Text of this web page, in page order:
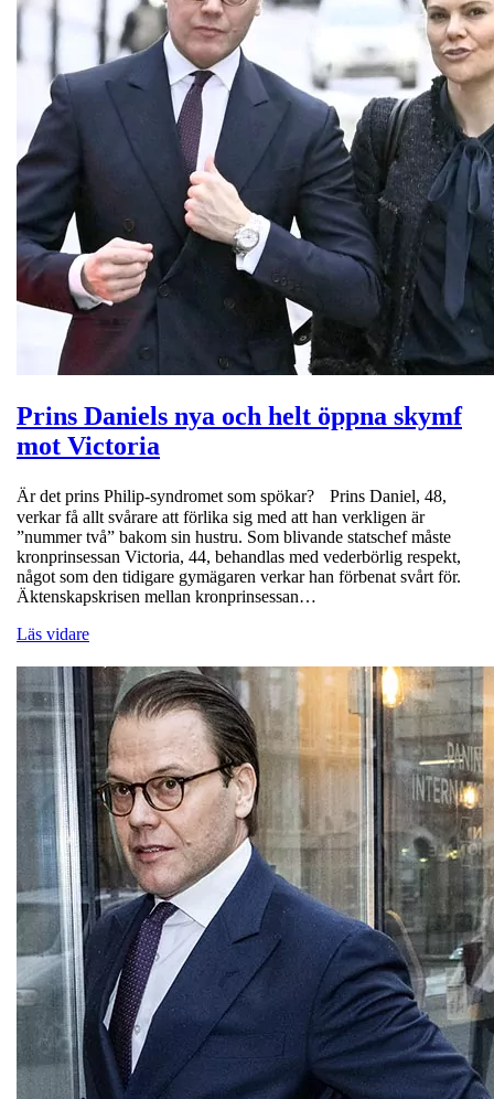
Prins Daniels nya och helt öppna skymf
mot Victoria
Är det prins Philip-syndromet som spökar? Prins Daniel, 48,
verkar få allt svårare att förlika sig med att han verkligen är
”nummer två” bakom sin hustru. Som blivande statschef måste
kronprinsessan Victoria, 44, behandlas med vederbörlig respekt,
något som den tidigare gymägaren verkar han förbenat svårt för.
Äktenskapskrisen mellan kronprinsessan…
Läs vidare